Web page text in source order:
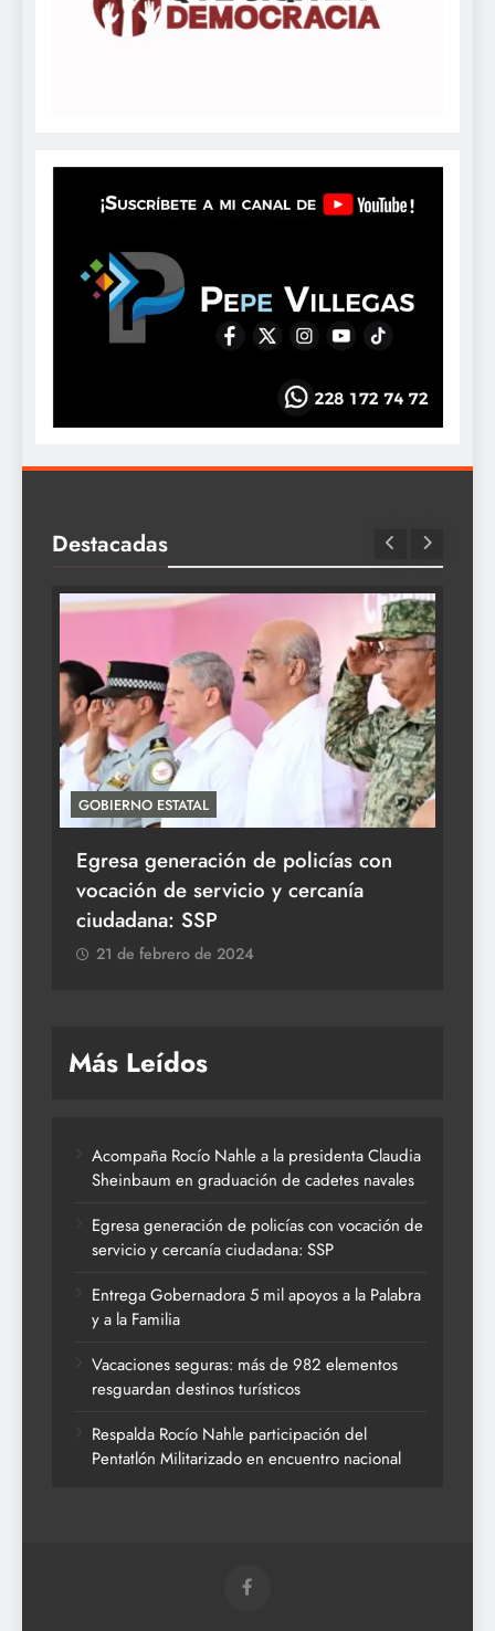
Destacadas
GOBIERNO ESTATAL
Egresa generación de policías con
vocación de servicio y cercanía
ciudadana: SSP
21 de febrero de 2024
Más Leídos
Acompaña Rocío Nahle a la presidenta Claudia
Sheinbaum en graduación de cadetes navales
Egresa generación de policías con vocación de
servicio y cercanía ciudadana: SSP
Entrega Gobernadora 5 mil apoyos a la Palabra
y a la Familia
Vacaciones seguras: más de 982 elementos
resguardan destinos turísticos
Respalda Rocío Nahle participación del
Pentatlón Militarizado en encuentro nacional